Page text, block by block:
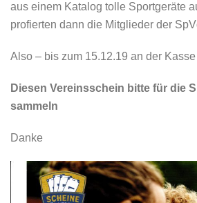
aus einem Katalog tolle Sportgeräte
profierten dann die Mitglieder der
Also – bis zum 15.12.19 an der
Diesen Vereinsschein bitte für die
sammeln
Danke